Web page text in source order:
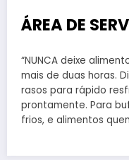
ÁREA DE
“NUNCA deixe
mais de duas horas.
rasos para rápido
prontamente. Para
frios, e alimentos